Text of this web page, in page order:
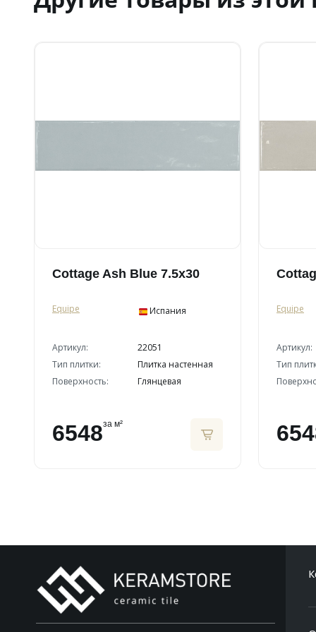
Cottage Ash Blue 7.5x30
Equipe Испания
Артикул:
22051
Тип плитки:
Плитка настенная
Поверхность:
Глянцевая
6548за м²
Equipe
Артикул:
Тип